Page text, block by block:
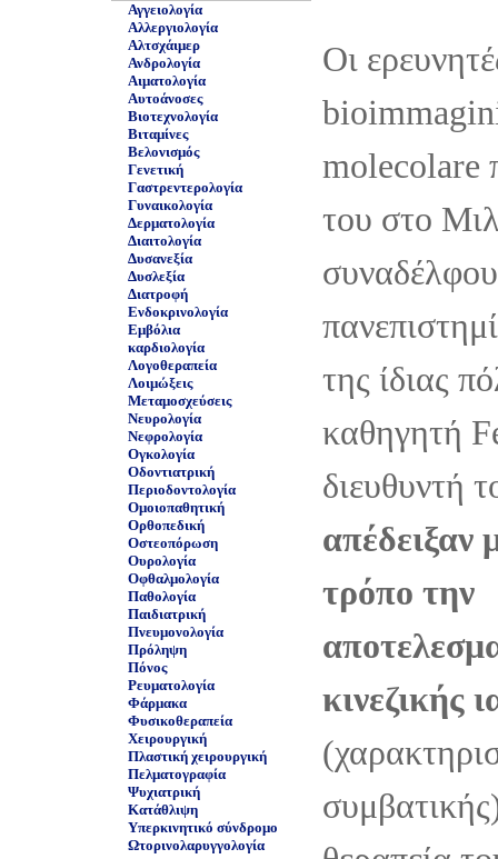
Αγγειολογία
Αλλεργιολογία
Αλτσχάιμερ
Ανδρολογία
Αιματολογία
Αυτοάνοσες
Βιοτεχνολογία
Βιταμίνες
Βελονισμός
Γενετική
Γαστρεντερολογία
Γυναικολογία
Δερματολογία
Διαιτολογία
Δυσανεξία
Δυσλεξία
Διατροφή
Ενδοκρινολογία
Εμβόλια
καρδιολογία
Λογοθεραπεία
Λοιμώξεις
Μεταμοσχεύσεις
Νευρολογία
Νεφρολογία
Ογκολογία
Οδοντιατρική
Περιοδοντολογία
Ομοιοπαθητική
Ορθοπεδική
Οστεοπόρωση
Ουρολογία
Οφθαλμολογία
Παθολογία
Παιδιατρική
Πνευμονολογία
Πρόληψη
Πόνος
Ρευματολογία
Φάρμακα
Φυσικοθεραπεία
Χειρουργική
Πλαστική χειρουργική
Πελματογραφία
Ψυχιατρική
Κατάθλιψη
Υπερκινητικό σύνδρομο
Ωτορινολαρυγγολογία
Οι
molecolare
του στο
της ίδιας
καθηγητή
διευθυντή
απέδειξαν
τρόπο την
κινεζικής